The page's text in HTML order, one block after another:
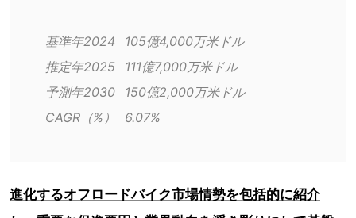
基準年2024	105億4,000万米ドル
推定年2025	111億7,000万米ドル
予測年2030	150億2,000万米ドル
CAGR（%）	6.07%
進化するオフロードバイク市場情勢を包括的に紹介